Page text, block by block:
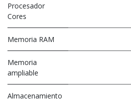
Procesador
Cores
Memoria RAM
Memoria
ampliable
Almacenamiento